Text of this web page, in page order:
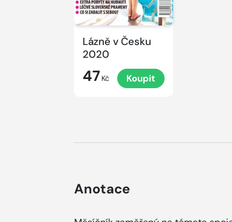
Lázně v Česku
2020
47 Kč Koupit
Anotace